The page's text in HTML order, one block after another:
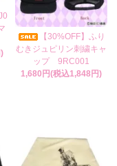
【30%OFF】ふり
むきジュピリン刺繍キャ
ップ 9RC001
1,680円(税込1,848円)